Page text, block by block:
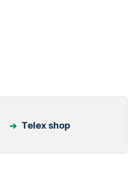
Telex shop